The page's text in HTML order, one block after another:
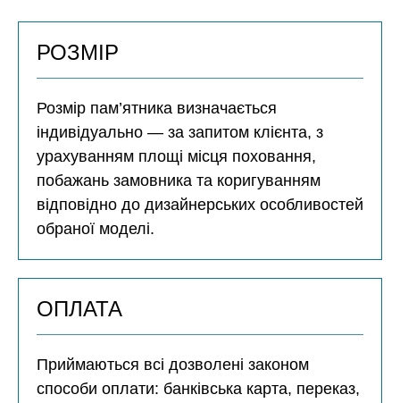
РОЗМІР
Розмір пам’ятника визначається
індивідуально — за запитом клієнта, з
урахуванням площі місця поховання,
побажань замовника та коригуванням
відповідно до дизайнерських особливостей
обраної моделі.
ОПЛАТА
Приймаються всі дозволені законом
способи оплати: банківська карта, переказ,